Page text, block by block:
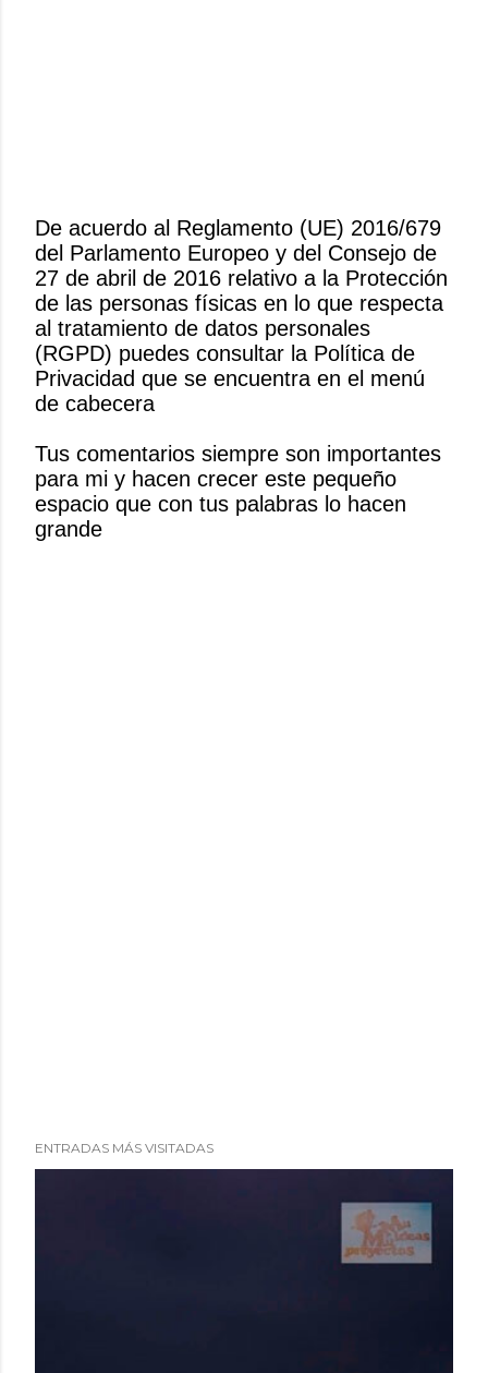
P
u
b
l
i
c
a
u
n
c
o
De acuerdo al Reglamento (UE) 2016/679
del Parlamento Europeo y del Consejo de
27 de abril de 2016 relativo a la Protección
de las personas físicas en lo que respecta
al tratamiento de datos personales
(RGPD) puedes consultar la Política de
Privacidad que se encuentra en el menú
de cabecera
Tus comentarios siempre son importantes
para mi y hacen crecer este pequeño
espacio que con tus palabras lo hacen
grande
ENTRADAS MÁS VISITADAS